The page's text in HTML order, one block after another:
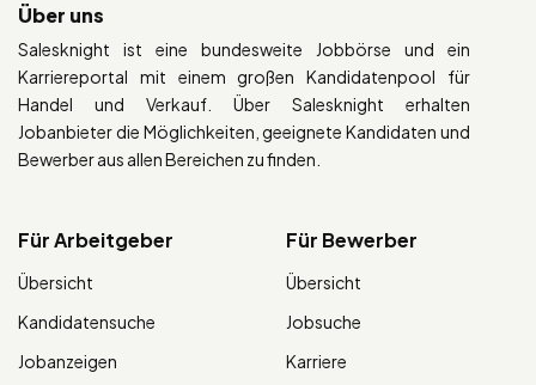
Über uns
Salesknight ist eine bundesweite Jobbörse und ein
Karriereportal mit einem großen Kandidatenpool für
Handel und Verkauf. Über Salesknight erhalten
Jobanbieter die Möglichkeiten, geeignete Kandidaten und
Bewerber aus allen Bereichen zu finden.
Für Arbeitgeber
Übersicht
Kandidatensuche
Jobanzeigen
Für Bewerber
Übersicht
Jobsuche
Karriere